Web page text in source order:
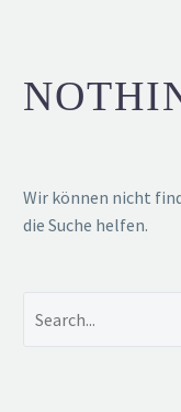
Wir können nicht
die Suche helfen.